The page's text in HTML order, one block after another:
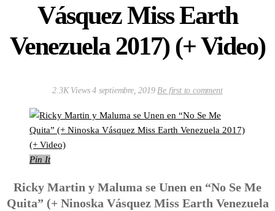
Vásquez Miss Earth
Venezuela 2017) (+ Video)
2.3K Views4 septiembre, 2019 Be first to comment
Pin It
Ricky Martin y Maluma se Unen en “No Se Me
Quita” (+ Ninoska Vásquez Miss Earth Venezuela